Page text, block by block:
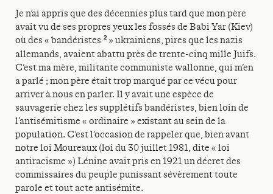
Je n’ai appris que des décennies plus tard que mon père
avait vu de ses propres yeux les fossés de Babi Yar (Kiev)
où des « bandéristes 2 » ukrainiens, pires que les nazis
allemands, avaient abattu près de trente-cinq mille Juifs.
C’est ma mère, militante communiste wallonne, qui m’en
a parlé ; mon père était trop marqué par ce vécu pour
arriver à nous en parler. Il y avait une espèce de
sauvagerie chez les supplétifs bandéristes, bien loin de
l’antisémitisme « ordinaire » existant au sein de la
population. C’est l’occasion de rappeler que, bien avant
notre loi Moureaux (loi du 30 juillet 1981, dite « loi
antiracisme ») Lénine avait pris en 1921 un décret des
commissaires du peuple punissant sévèrement toute
parole et tout acte antisémite.